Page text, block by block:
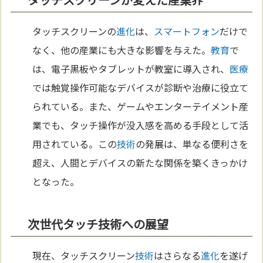
タッチスクリーンの進化は、 スマートフォンだけで
なく、他の産業にも大きな影響を与えた。教育で
は、電子黒板やタブレットが教室に導入され、 医療
では触覚操作可能なデバイスが診断や治療に役立て
られている。また、ゲームやエンターテイメント産
業でも、タッチ操作が没入感を高める手段として活
用されている。この技術の発展は、単なる便利さを
超え、人間とデバイスの新たな関係を築くきっかけ
となった。
次世代タッチ技術への展望
現在、タッチスクリーン技術はさらなる進化を遂げ